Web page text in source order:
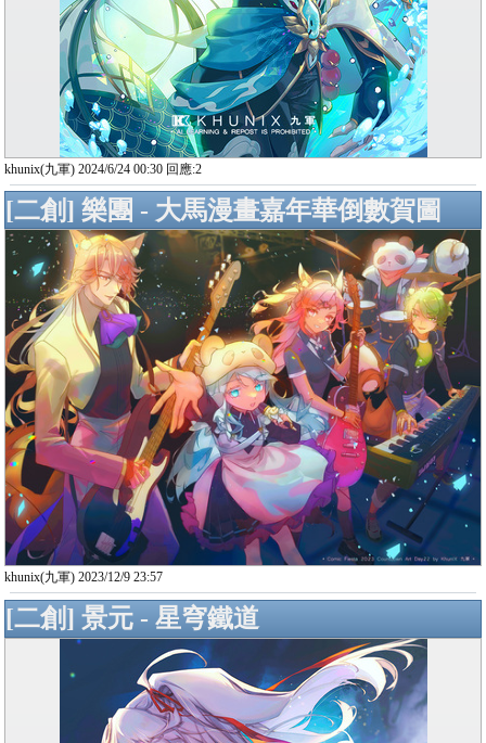
khunix(九軍) 2024/6/24 00:30 回應:2
[二創] 樂團 - 大馬漫畫嘉年華倒數賀圖
khunix(九軍) 2023/12/9 23:57
[二創] 景元 - 星穹鐵道